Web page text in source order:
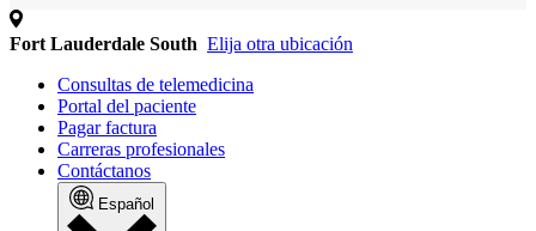
Fort Lauderdale South Elija otra ubicación
Consultas de telemedicina
Portal del paciente
Pagar factura
Carreras profesionales
Contáctanos
Español